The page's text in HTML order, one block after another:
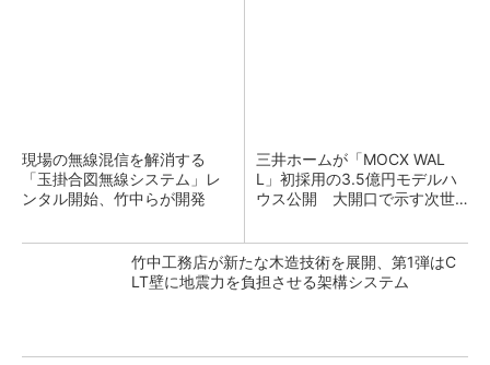
現場の無線混信を解消する
「玉掛合図無線システム」レ
ンタル開始、竹中らが開発
三井ホームが「MOCX WAL
L」初採用の3.5億円モデルハ
ウス公開 大開口で示す次世
竹中工務店が新たな木造技術を展開、第1弾はC
LT壁に地震力を負担させる架構システム